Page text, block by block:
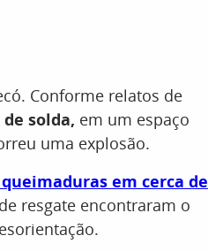
Conforme relatos de
solda, em um espaço
uma explosão.
em cerca de
resgate encontraram o